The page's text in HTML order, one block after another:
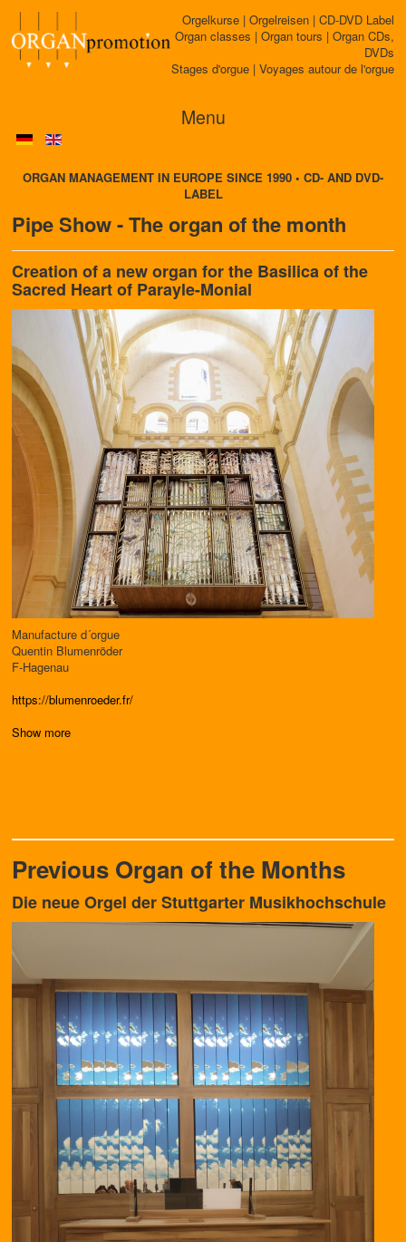
Orgelkurse | Orgelreisen | CD-DVD Label
Organ classes | Organ tours | Organ CDs,
DVDs
Stages d'orgue | Voyages autour de l'orgue
Menu
ORGAN MANAGEMENT IN EUROPE SINCE 1990 • CD- AND DVD-
LABEL
Pipe Show - The organ of the month
Creation of a new organ for the Basilica of the
Sacred Heart of Parayle-Monial
Manufacture d´orgue
Quentin Blumenröder
F-Hagenau
https://blumenroeder.fr/
Show more
Previous Organ of the Months
Die neue Orgel der Stuttgarter Musikhochschule